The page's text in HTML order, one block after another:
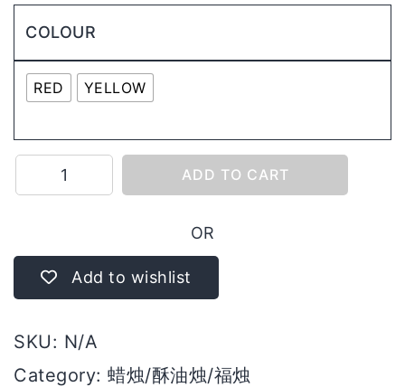
COLOUR
RED YELLOW
小
油
（100
粒）
ADD TO CART
OR
Add to wishlist
SKU: N/A
Category: 蜡烛/酥油烛/福烛